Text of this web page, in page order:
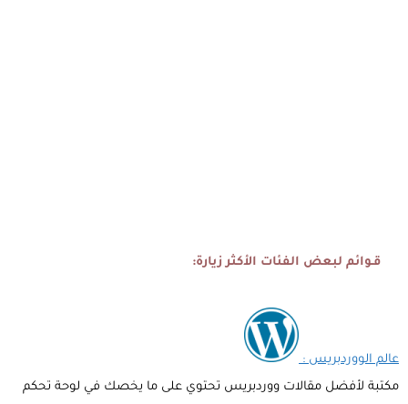
قـوائم لبعض الفئات الأكثر زيارة:
عالم الووردبريس :
مكتبة لأفضل مقالات ووردبريس تحتوي على ما يخصك في لوحة تحكم